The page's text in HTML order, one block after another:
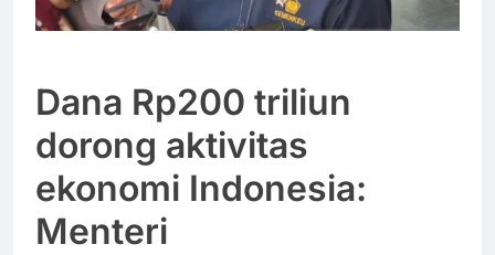
Dana Rp200 triliun
dorong aktivitas
ekonomi Indonesia:
Menteri